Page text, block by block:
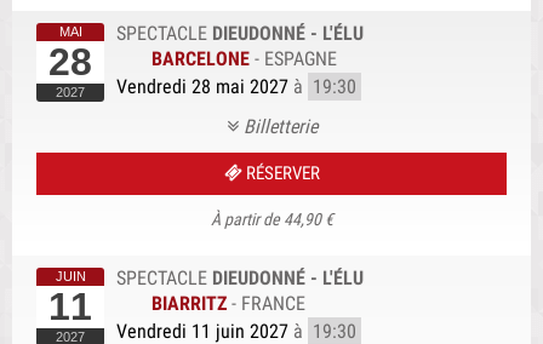
28
SPECTACLE DIEUDONNÉ - L'ÉLU
BARCELONE - ESPAGNE
Vendredi 28 mai 2027 à 19:30
Billetterie
RÉSERVER
À partir de 44,90 €
11
SPECTACLE DIEUDONNÉ - L'ÉLU
BIARRITZ - FRANCE
Vendredi 11 juin 2027 à 19:30